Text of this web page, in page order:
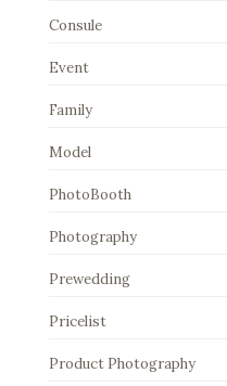
Consule
Event
Family
Model
PhotoBooth
Photography
Prewedding
Pricelist
Product Photography